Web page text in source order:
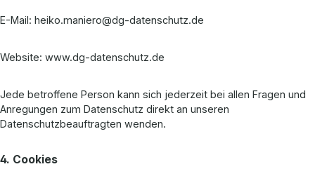
E-Mail: heiko.maniero@dg-datenschutz.de
Website: www.dg-datenschutz.de
Jede betroffene Person kann sich jederzeit bei allen Fragen und
Anregungen zum Datenschutz direkt an unseren
Datenschutzbeauftragten wenden.
4. Cookies